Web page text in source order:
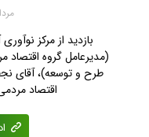
مرداد
بازدید از مرکز
(مدیرعامل گروه
طرح و توسعه)، آقای
اقتصاد